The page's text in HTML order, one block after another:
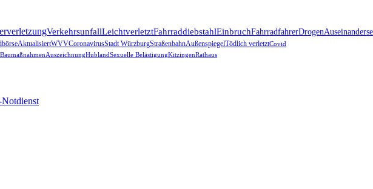
VerkehrsunfallLeichtverletztFahrraddiebstahlEinbruchFahrradfahrerDrogen
AktualisiertWVVCoronavirusStadt WürzburgStraßenbahnAußenspiegelTödlich verletztCovid
BaumaßnahmenAuszeichnungHublandSexuelle BelästigungKitzingenRathaus